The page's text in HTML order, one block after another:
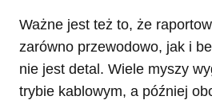
Ważne jest też to, że
zarówno przewodowo, jak i
nie jest detal. Wiele myszy
trybie kablowym, a później